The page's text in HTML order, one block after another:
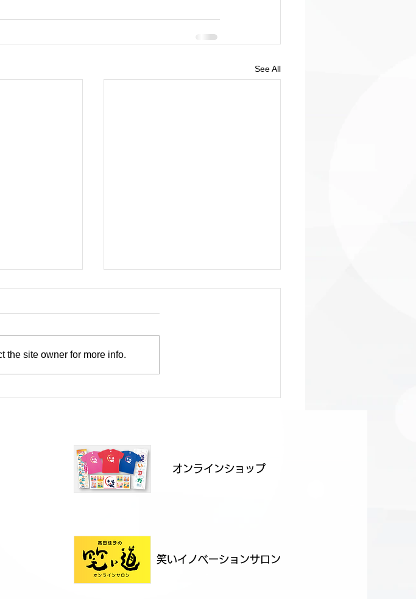
See All
せ
講座日程のご案内
the site owner for more info.
オンラインショップ
笑いイノベーションサロン